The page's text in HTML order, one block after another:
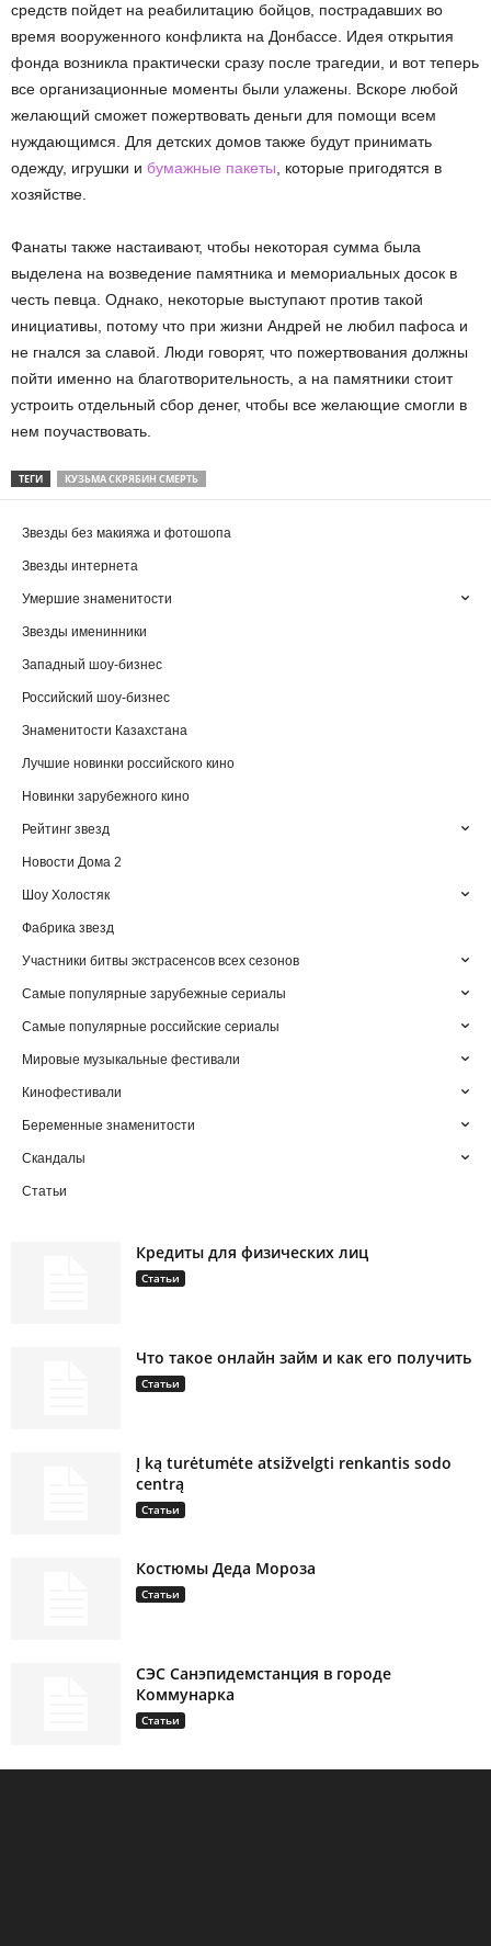
средств пойдет на реабилитацию бойцов, пострадавших во
время вооруженного конфликта на Донбассе. Идея открытия
фонда возникла практически сразу после трагедии, и вот теперь
все организационные моменты были улажены. Вскоре любой
желающий сможет пожертвовать деньги для помощи всем
нуждающимся. Для детских домов также будут принимать
одежду, игрушки и бумажные пакеты , которые пригодятся в
хозяйстве.
Фанаты также настаивают, чтобы некоторая сумма была
выделена на возведение памятника и мемориальных досок в
честь певца. Однако, некоторые выступают против такой
инициативы, потому что при жизни Андрей не любил пафоса и
не гнался за славой. Люди говорят, что пожертвования должны
пойти именно на благотворительность, а на памятники стоит
устроить отдельный сбор денег, чтобы все желающие смогли в
нем поучаствовать.
ТЕГИ КУЗЬМА СКРЯБИН СМЕРТЬ
Звезды без макияжа и фотошопа
Звезды интернета
Умершие знаменитости
Звезды именинники
Западный шоу-бизнес
Российский шоу-бизнес
Знаменитости Казахстана
Лучшие новинки российского кино
Новинки зарубежного кино
Рейтинг звезд
Новости Дома 2
Шоу Холостяк
Фабрика звезд
Участники битвы экстрасенсов всех сезонов
Самые популярные зарубежные сериалы
Самые популярные российские сериалы
Мировые музыкальные фестивали
Кинофестивали
Беременные знаменитости
Скандалы
Статьи
Кредиты для физических лиц
Статьи
Что такое онлайн займ и как его получить
Статьи
Į ką turėtumėte atsižvelgti renkantis sodo
centrą
Статьи
Костюмы Деда Мороза
Статьи
СЭС Санэпидемстанция в городе
Коммунарка
Статьи